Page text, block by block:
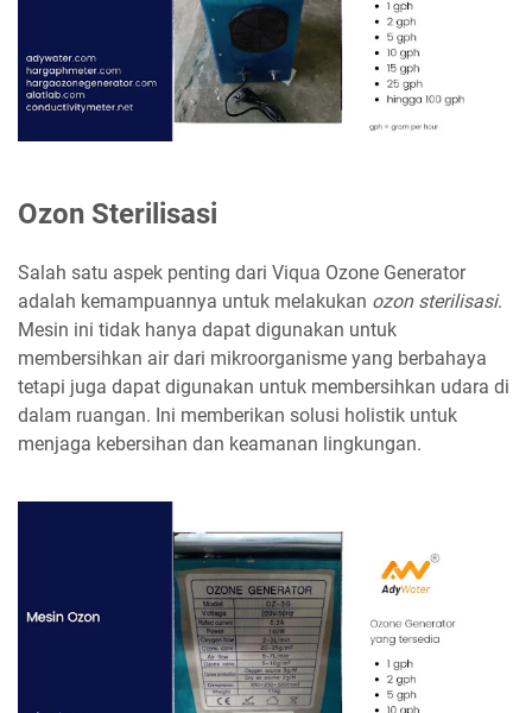
Ozon Sterilisasi
Salah satu aspek penting dari Viqua Ozone Generator
adalah kemampuannya untuk melakukan ozon sterilisasi.
Mesin ini tidak hanya dapat digunakan untuk
membersihkan air dari mikroorganisme yang berbahaya
tetapi juga dapat digunakan untuk membersihkan udara di
dalam ruangan. Ini memberikan solusi holistik untuk
menjaga kebersihan dan keamanan lingkungan.